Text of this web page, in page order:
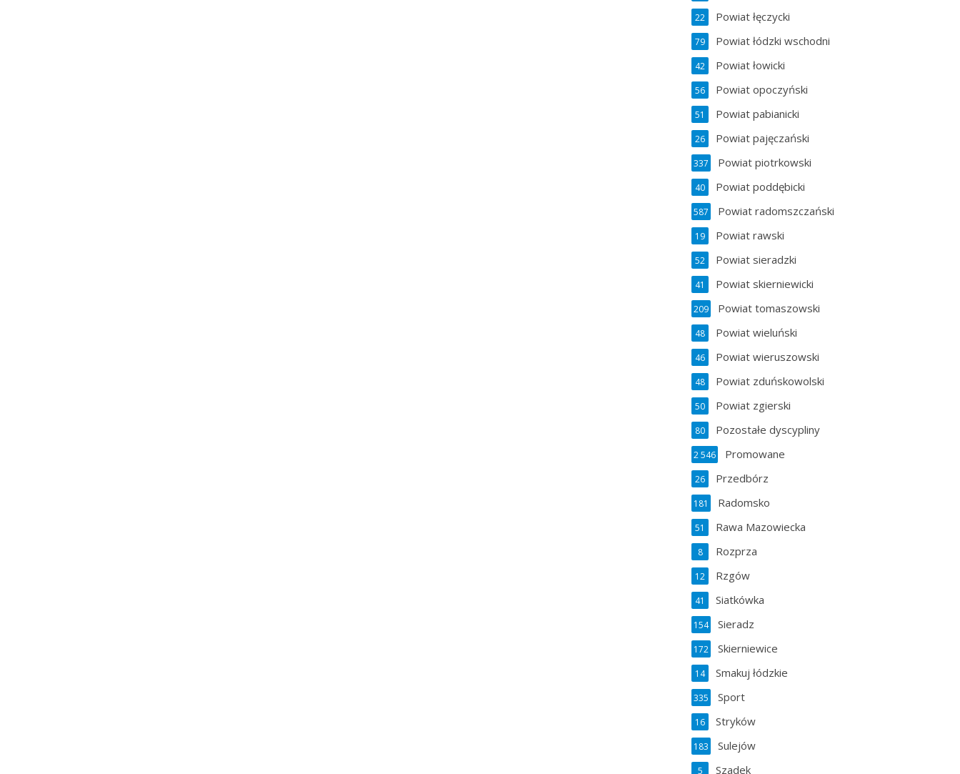
Powiat łęczycki
22
Powiat łódzki wschodni
79
Powiat łowicki
42
Powiat opoczyński
56
Powiat pabianicki
51
Powiat pajęczański
26
Powiat piotrkowski
337
Powiat poddębicki
40
Powiat radomszczański
587
Powiat rawski
19
Powiat sieradzki
52
Powiat skierniewicki
41
Powiat tomaszowski
209
Powiat wieluński
48
Powiat wieruszowski
46
Powiat zduńskowolski
48
Powiat zgierski
50
Pozostałe dyscypliny
80
Promowane
2 546
Przedbórz
26
Radomsko
181
Rawa Mazowiecka
51
Rozprza
8
Rzgów
12
Siatkówka
41
Sieradz
154
Skierniewice
172
Smakuj łódzkie
14
Sport
335
Stryków
16
Sulejów
183
Szadek
5